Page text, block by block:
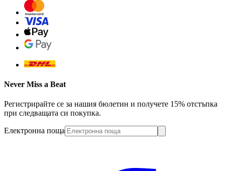
Never Miss a Beat
Регистрирайте се за нашия бюлетин и получете 15% отстъпка
при следващата си покупка.
Електронна поща